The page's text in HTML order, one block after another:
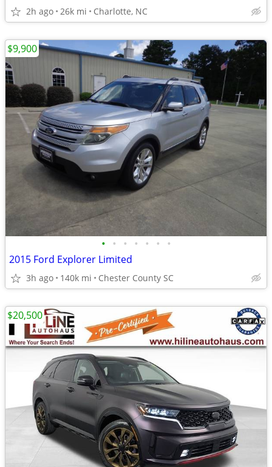
2h ago 26k mi Charlotte, NC
• • • • • • •
2015 Ford Explorer Limited
3h ago 140k mi Chester County SC
$9,900
$20,500